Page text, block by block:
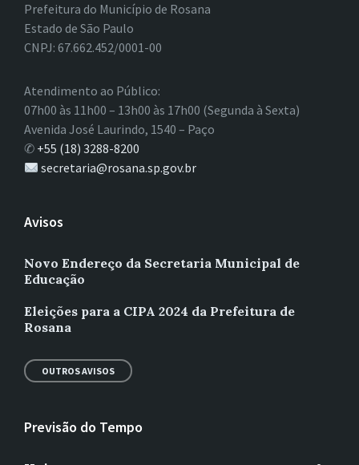
Prefeitura do Município de Rosana
Estado de São Paulo
CNPJ: 67.662.452/0001-00
Atendimento ao Público:
07h00 às 11h00 – 13h00 às 17h00 (Segunda à Sexta)
Avenida José Laurindo, 1540 – Paço
✆ +55 (18) 3288-8200
secretaria@rosana.sp.gov.br
Avisos
Novo Endereço da Secretaria Municipal de
Educação
Eleições para a CIPA 2024 da Prefeitura de
Rosana
OUTROS AVISOS
Previsão do Tempo